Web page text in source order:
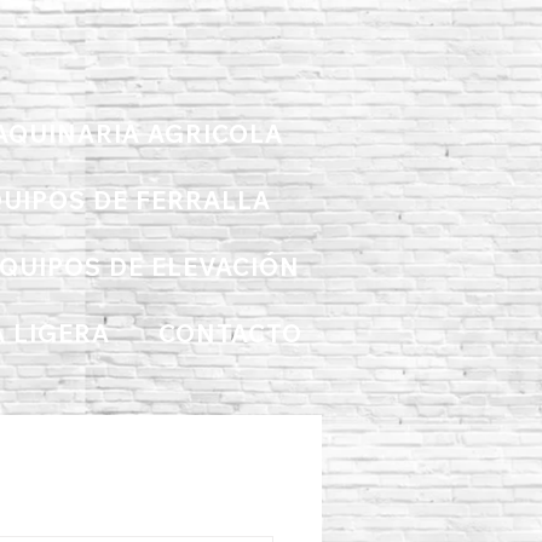
AGRICOLA
DE FERRALLA
DE ELEVACIÓN
LIGERA CONTACTO